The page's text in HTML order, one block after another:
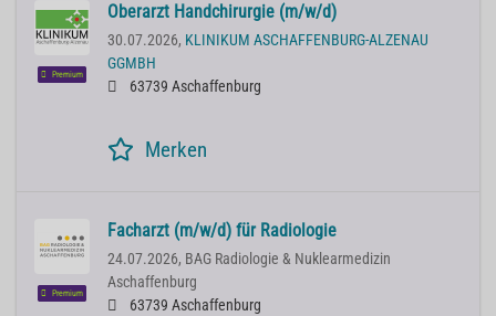
Premium
Oberarzt Handchirurgie (m/w/d)
30.07.2026, KLINIKUM ASCHAFFENBURG-ALZENAU
GGMBH
63739 Aschaffenburg
Merken
Premium
Facharzt (m/w/d) für Radiologie
24.07.2026, BAG Radiologie & Nuklearmedizin
Aschaffenburg
63739 Aschaffenburg